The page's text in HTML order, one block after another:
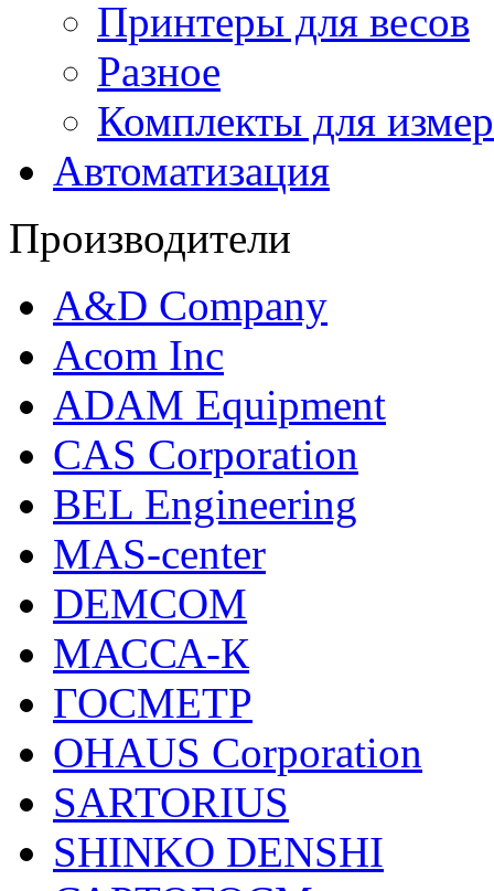
Принтеры для весов
Разное
Комплекты для
Автоматизация
Производители
A&D Company
Acom Inc
ADAM Equipment
CAS Corporation
BEL Engineering
MAS-center
DEMCOM
МАССА-К
ГОСМЕТР
OHAUS Corporation
SARTORIUS
SHINKO DENSHI